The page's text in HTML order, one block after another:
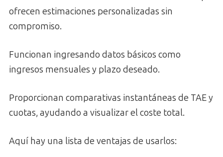
ofrecen estimaciones personalizadas sin
compromiso.
Funcionan ingresando datos básicos como
ingresos mensuales y plazo deseado.
Proporcionan comparativas instantáneas de TAE y
cuotas, ayudando a visualizar el coste total.
Aquí hay una lista de ventajas de usarlos: